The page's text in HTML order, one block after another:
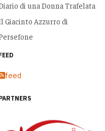
di una Donna Trafelata
Giacinto Azzurro di
feed